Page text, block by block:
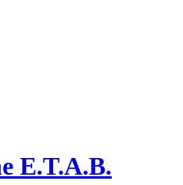
E.T.A.B.